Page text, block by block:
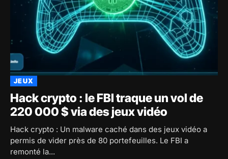
JEUX
Hack crypto : le FBI traque un vol de
220 000 $ via des jeux vidéo
Hack crypto : Un malware caché dans des jeux vidéo a
permis de vider près de 80 portefeuilles. Le FBI a
remonté la...